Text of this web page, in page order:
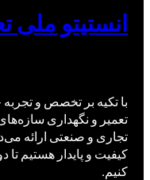
انستیتو ملی
با تکیه بر تخصص و
تعمیر و نگهداری
تجاری و صنعتی ارائه
کیفیت و پایدار هستیم
کنیم.